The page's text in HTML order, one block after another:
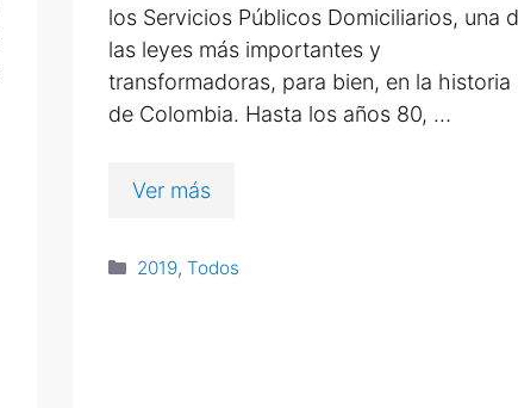
los Servicios Públicos Domiciliarios, una
las leyes más importantes y
transformadoras, para bien, en la historia
de Colombia. Hasta los años 80, …
Ver más
2019,Todos